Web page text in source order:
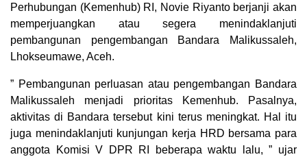
Perhubungan (Kemenhub) RI, Novie Riyanto berjanji akan
memperjuangkan atau segera menindaklanjuti
pembangunan pengembangan Bandara Malikussaleh,
Lhokseumawe, Aceh.
” Pembangunan perluasan atau pengembangan Bandara
Malikussaleh menjadi prioritas Kemenhub. Pasalnya,
aktivitas di Bandara tersebut kini terus meningkat. Hal itu
juga menindaklanjuti kunjungan kerja HRD bersama para
anggota Komisi V DPR RI beberapa waktu lalu, ” ujar